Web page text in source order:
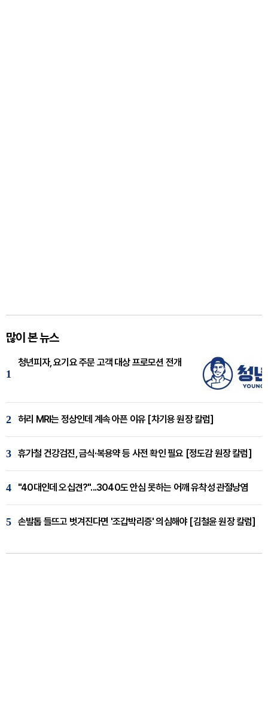
많이 본 뉴스
1
청년피자, 요기요 주문 고객 대상 프로모션 전개
2 허리 MRI는 정상인데 계속 아픈 이유 [차기용 원장 칼럼]
3 휴가철 건강검진, 금식·복용약 등 사전 확인 필요 [정도감 원장 칼럼]
4 "40대인데 오십견?"...3040도 안심 못하는 어깨 유착성 관절낭염
5 손발톱 들뜨고 벗겨진다면 '조갑박리증' 의심해야 [김철윤 원장 칼럼]